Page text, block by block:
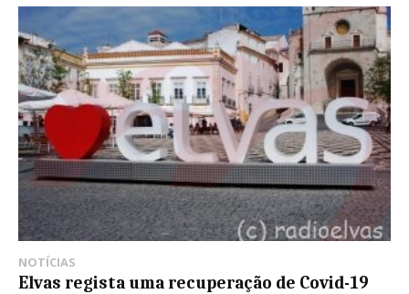
NOTÍCIAS
Elvas regista uma recuperação de Covid-19